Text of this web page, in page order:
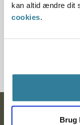
kan altid ændre dit
cookies.
Brug
§39 §51 §55
Ankestyrelsen